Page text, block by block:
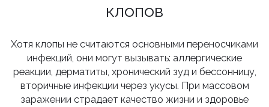
клопов
Хотя клопы не считаются основными переносчиками
инфекций, они могут вызывать: аллергические
реакции, дерматиты, хронический зуд и бессонницу,
вторичные инфекции через укусы. При массовом
заражении страдает качество жизни и здоровье